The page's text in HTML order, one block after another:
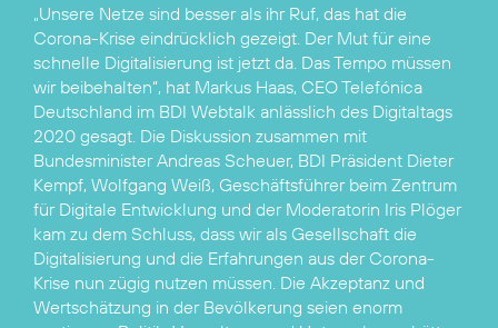
„Unsere Netze sind besser als ihr Ruf, das hat die
Corona-Krise eindrücklich gezeigt. Der Mut für eine
schnelle Digitalisierung ist jetzt da. Das Tempo müssen
wir beibehalten“, hat Markus Haas, CEO Telefónica
Deutschland im BDI Webtalk anlässlich des Digitaltags
2020 gesagt. Die Diskussion zusammen mit
Bundesminister Andreas Scheuer, BDI Präsident Dieter
Kempf, Wolfgang Weiß, Geschäftsführer beim Zentrum
für Digitale Entwicklung und der Moderatorin Iris Plöger
kam zu dem Schluss, dass wir als Gesellschaft die
Digitalisierung und die Erfahrungen aus der Corona-
Krise nun zügig nutzen müssen. Die Akzeptanz und
Wertschätzung in der Bevölkerung seien enorm